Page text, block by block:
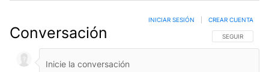
Conversación SIGA ESTA
SEGUIR
INICIAR SESIÓN CREAR CUENTA